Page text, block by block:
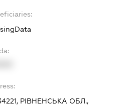
РІВНЕНСЬКА ОБЛ.,